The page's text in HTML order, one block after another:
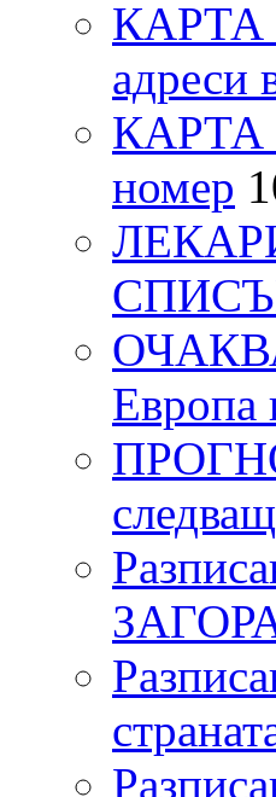
КАРТА
адреси
КАРТА
номер
Европа